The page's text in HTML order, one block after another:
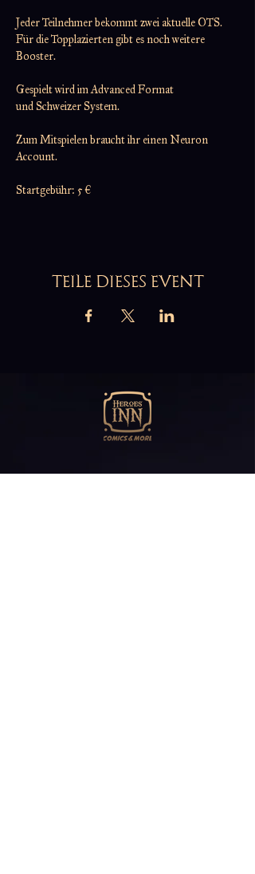
Jeder Teilnehmer bekommt zwei aktuelle OTS.
Für die Topplazierten gibt es noch weitere
Booster.
Gespielt wird im Advanced Format
und Schweizer System.
Zum Mitspielen braucht ihr einen Neuron
Account.
Startgebühr: 5 €
TEILE DIESES EVENT